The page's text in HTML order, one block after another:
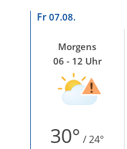
Fr 07.08.
Morgens
06 - 12 Uhr
30° / 24°